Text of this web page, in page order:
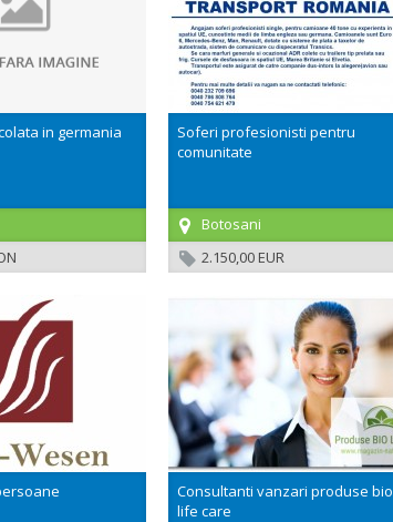
in germania
Soferi profesionisti pentru
comunitate
Botosani
2.150,00 EUR
Consultanti vanzari produse bio
life care